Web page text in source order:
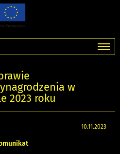
w
2023 roku
10.11.2023